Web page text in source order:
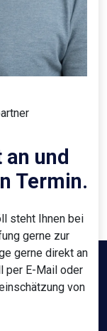
und
Termin.
steht Ihnen bei
gerne zur
gerne direkt an
per E-Mail oder
von